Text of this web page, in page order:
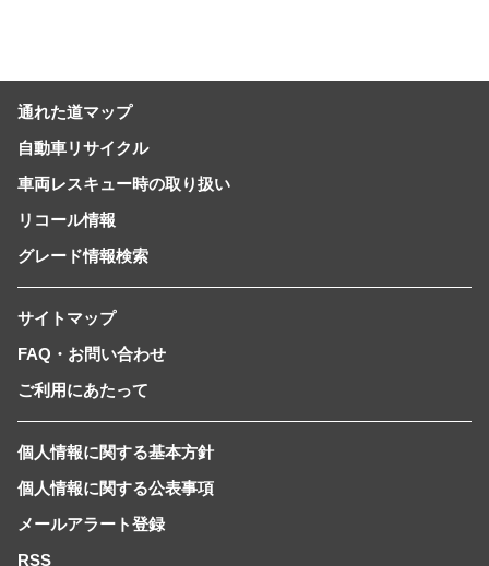
通れた道マップ
自動車リサイクル
車両レスキュー時の取り扱い
リコール情報
グレード情報検索
サイトマップ
FAQ・お問い合わせ
ご利用にあたって
個人情報に関する基本方針
個人情報に関する公表事項
メールアラート登録
RSS